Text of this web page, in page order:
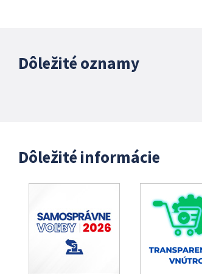
Dôležité oznamy
Dôležité informácie